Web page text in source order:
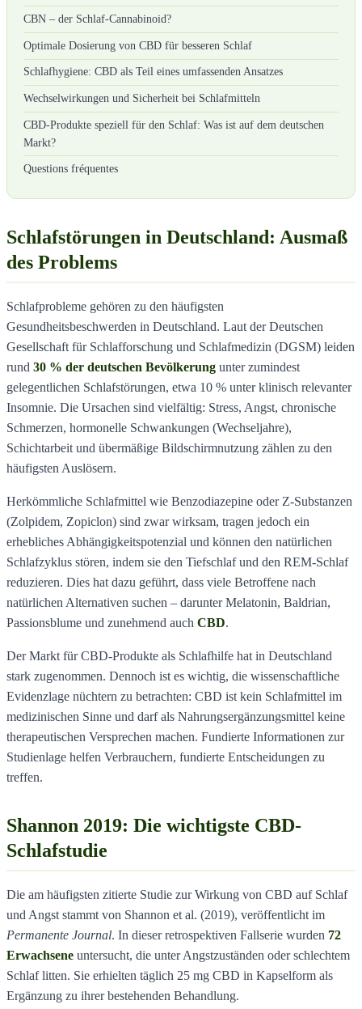
CBN – der Schlaf-Cannabinoid?
Optimale Dosierung von CBD für besseren Schlaf
Schlafhygiene: CBD als Teil eines umfassenden Ansatzes
Wechselwirkungen und Sicherheit bei Schlafmitteln
CBD-Produkte speziell für den Schlaf: Was ist auf dem deutschen
Markt?
Questions fréquentes
Schlafstörungen in Deutschland: Ausmaß
des Problems
Schlafprobleme gehören zu den häufigsten
Gesundheitsbeschwerden in Deutschland. Laut der Deutschen
Gesellschaft für Schlafforschung und Schlafmedizin (DGSM) leiden
rund 30 % der deutschen Bevölkerung unter zumindest
gelegentlichen Schlafstörungen, etwa 10 % unter klinisch relevanter
Insomnie. Die Ursachen sind vielfältig: Stress, Angst, chronische
Schmerzen, hormonelle Schwankungen (Wechseljahre),
Schichtarbeit und übermäßige Bildschirmnutzung zählen zu den
häufigsten Auslösern.
Herkömmliche Schlafmittel wie Benzodiazepine oder Z-Substanzen
(Zolpidem, Zopiclon) sind zwar wirksam, tragen jedoch ein
erhebliches Abhängigkeitspotenzial und können den natürlichen
Schlafzyklus stören, indem sie den Tiefschlaf und den REM-Schlaf
reduzieren. Dies hat dazu geführt, dass viele Betroffene nach
natürlichen Alternativen suchen – darunter Melatonin, Baldrian,
Passionsblume und zunehmend auch CBD.
Der Markt für CBD-Produkte als Schlafhilfe hat in Deutschland
stark zugenommen. Dennoch ist es wichtig, die wissenschaftliche
Evidenzlage nüchtern zu betrachten: CBD ist kein Schlafmittel im
medizinischen Sinne und darf als Nahrungsergänzungsmittel keine
therapeutischen Versprechen machen. Fundierte Informationen zur
Studienlage helfen Verbrauchern, fundierte Entscheidungen zu
treffen.
Shannon 2019: Die wichtigste CBD-
Schlafstudie
Die am häufigsten zitierte Studie zur Wirkung von CBD auf Schlaf
und Angst stammt von Shannon et al. (2019), veröffentlicht im
Permanente Journal. In dieser retrospektiven Fallserie wurden 72
Erwachsene untersucht, die unter Angstzuständen oder schlechtem
Schlaf litten. Sie erhielten täglich 25 mg CBD in Kapselform als
Ergänzung zu ihrer bestehenden Behandlung.